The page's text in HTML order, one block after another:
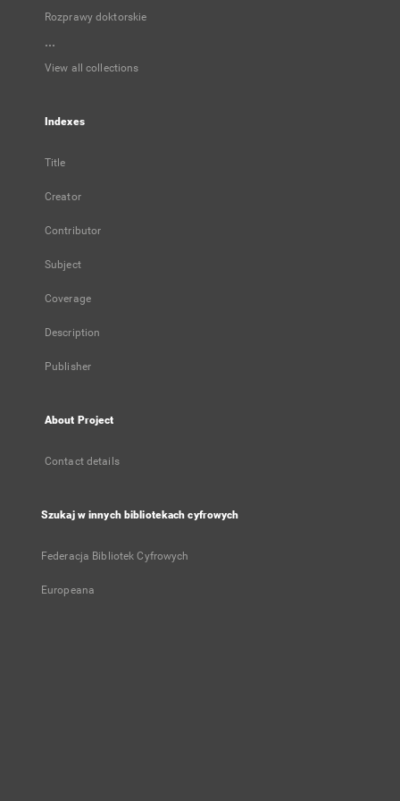
Rozprawy doktorskie
...
View all collections
Indexes
Title
Creator
Contributor
Subject
Coverage
Description
Publisher
About Project
Contact details
Szukaj w innych bibliotekach cyfrowych
Federacja Bibliotek Cyfrowych
Europeana